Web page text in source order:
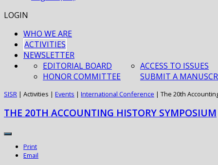
LOGIN
WHO WE ARE
ACTIVITIES
NEWSLETTER
EDITORIAL BOARD
HONOR COMMITTEE
ACCESS TO ISSUES
SUBMIT A
SISR | Activities | Events | International Conference | The 20th
THE 20TH ACCOUNTING HISTORY SYMPOSIUM
Print
Email